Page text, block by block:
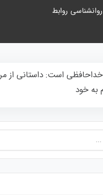
روانشناسی روابط
خداحافظی است: داستانی از
به خود